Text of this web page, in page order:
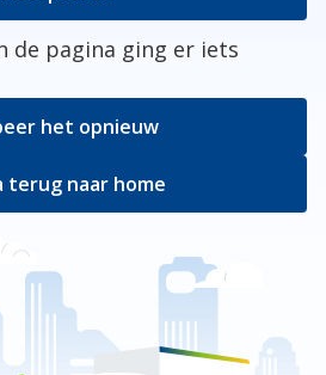
de pagina ging er iets
het opnieuw
terug naar home